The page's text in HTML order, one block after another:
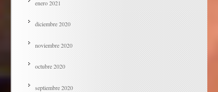
enero 2021
diciembre 2020
noviembre 2020
octubre 2020
septiembre 2020